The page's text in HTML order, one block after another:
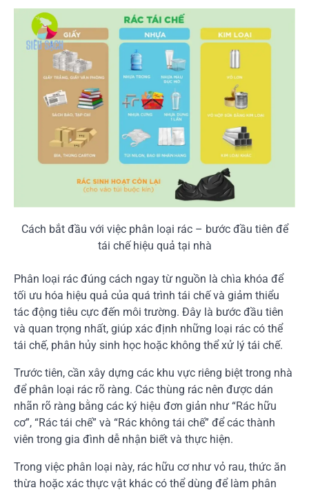
Cách bắt đầu với việc phân loại rác – bước đầu tiên để
tái chế hiệu quả tại nhà
Phân loại rác đúng cách ngay từ nguồn là chìa khóa để
tối ưu hóa hiệu quả của quá trình tái chế và giảm thiểu
tác động tiêu cực đến môi trường. Đây là bước đầu tiên
và quan trọng nhất, giúp xác định những loại rác có thể
tái chế, phân hủy sinh học hoặc không thể xử lý tái chế.
Trước tiên, cần xây dựng các khu vực riêng biệt trong nhà
để phân loại rác rõ ràng. Các thùng rác nên được dán
nhãn rõ ràng bằng các ký hiệu đơn giản như “Rác hữu
cơ”, “Rác tái chế” và “Rác không tái chế” để các thành
viên trong gia đình dễ nhận biết và thực hiện.
Trong việc phân loại này, rác hữu cơ như vỏ rau, thức ăn
thừa hoặc xác thực vật khác có thể dùng để làm phân